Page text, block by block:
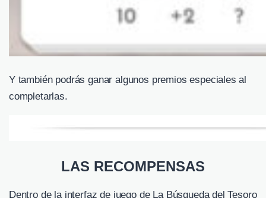
Y también podrás ganar algunos premios especiales al
completarlas.
LAS RECOMPENSAS
Dentro de la interfaz de juego de La Búsqueda del Tesoro